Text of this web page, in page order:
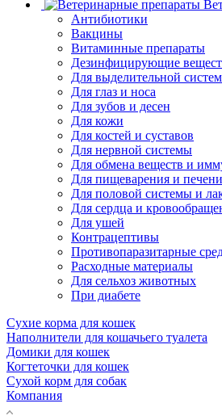
Антибиотики
Вакцины
Витаминные препараты
Дезинфицирующие
Для выделительной
Для глаз и носа
Для зубов и десен
Для кожи
Для костей и суставов
Для нервной системы
Для обмена веществ и
Для пищеварения и печени
Для половой системы и
Для сердца и
Для ушей
Контрацептивы
Противопаразитарные
Расходные материалы
Для сельхоз животных
При диабете
Сухие корма для кошек
Наполнители для кошачьего туалета
Домики для кошек
Когтеточки для кошек
Сухой корм для собак
Компания